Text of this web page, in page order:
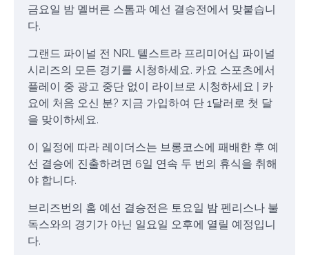
금요일 밤 멜버른 스톰과 예선 결승전에서 맞붙습니
다.
그랜드 파이널 전 NRL 텔스트라 프리미어십 파이널
시리즈의 모든 경기를 시청하세요. 카요 스포츠에서
플레이 중 광고 중단 없이 라이브로 시청하세요 | 카
요에 처음 오신 분? 지금 가입하여 단 1달러로 첫 달
을 맞이하세요.
이 일정에 따라 레이더스는 브롱코스에 패배한 후 예
선 결승에 진출하려면 6일 연속 두 번의 휴식을 취해
야 합니다.
브리즈번의 홈 예선 결승전은 토요일 밤 펜리스나 불
독스와의 경기가 아닌 일요일 오후에 열릴 예정입니
다.